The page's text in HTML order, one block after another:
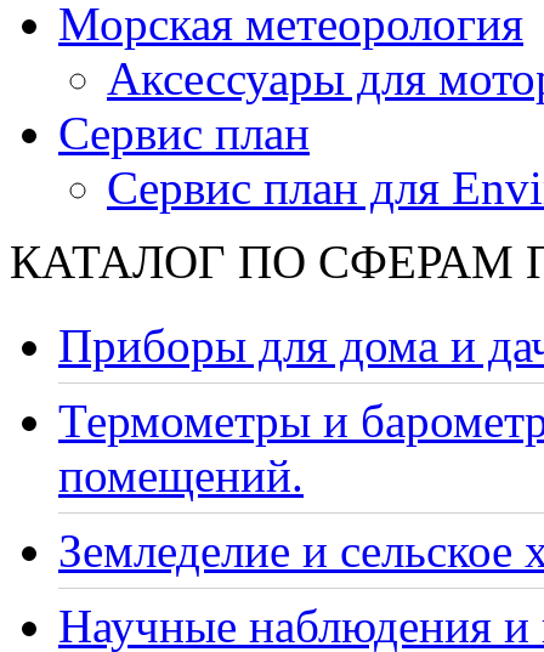
Морская метеорология
Аксессуары для
Сервис план
Сервис план для
КАТАЛОГ ПО СФЕРАМ
Приборы для дома и
Термометры и
помещений.
Земледелие и сельское
Научные наблюдения и